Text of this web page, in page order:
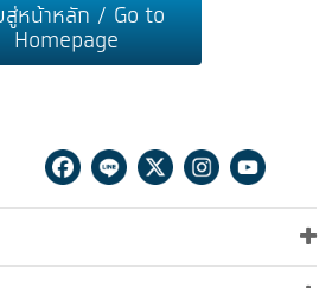
หน้าหลัก / Go to
Homepage
Facebook
LineTwitterInstagram